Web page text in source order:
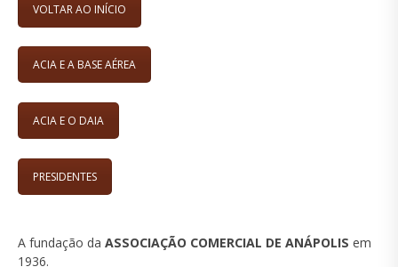
VOLTAR AO INÍCIO
ACIA E A BASE AÉREA
ACIA E O DAIA
PRESIDENTES
A fundação da ASSOCIAÇÃO COMERCIAL DE ANÁPOLIS em
1936.